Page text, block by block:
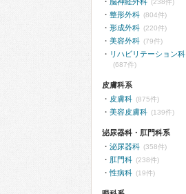
(238件)
整形外科 (804件)
形成外科 (220件)
美容外科 (79件)
リハビリテーション科
(687件)
皮膚科系
皮膚科 (875件)
美容皮膚科 (139件)
泌尿器科・肛門科系
泌尿器科 (358件)
肛門科 (238件)
性病科 (19件)